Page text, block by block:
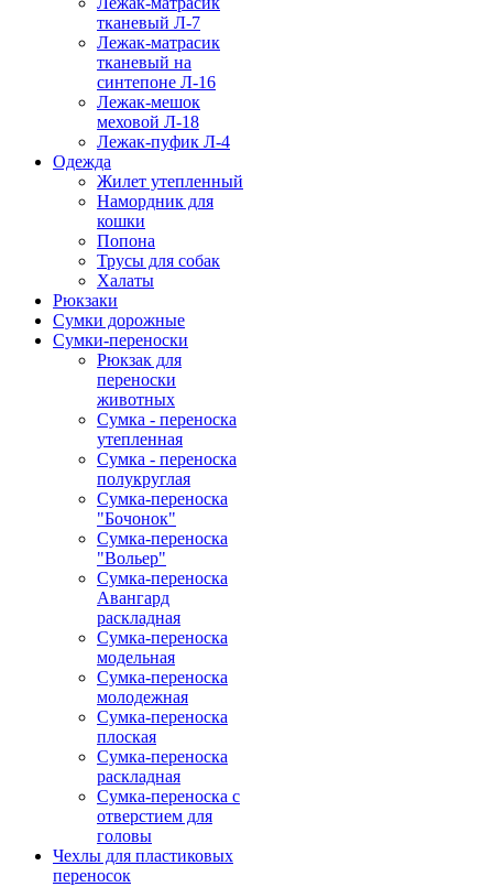
тканевый Л-7
Лежак-матрасик
тканевый на
синтепоне Л-16
Лежак-мешок
меховой Л-18
Лежак-пуфик Л-4
Одежда
Жилет утепленный
Намордник для
кошки
Попона
Трусы для собак
Халаты
Рюкзаки
Сумки дорожные
Сумки-переноски
Рюкзак для
переноски
животных
Сумка - переноска
утепленная
Сумка - переноска
полукруглая
Сумка-переноска
"Бочонок"
Сумка-переноска
"Вольер"
Сумка-переноска
Авангард
раскладная
Сумка-переноска
модельная
Сумка-переноска
молодежная
Сумка-переноска
плоская
Сумка-переноска
раскладная
Сумка-переноска с
отверстием для
головы
Чехлы для пластиковых
переносок